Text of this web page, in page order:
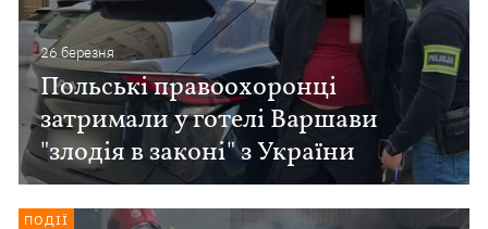
26 березня
Польські правоохоронці
затримали у готелі Варшави
"злодія в законі" з України
ПОДІЇ